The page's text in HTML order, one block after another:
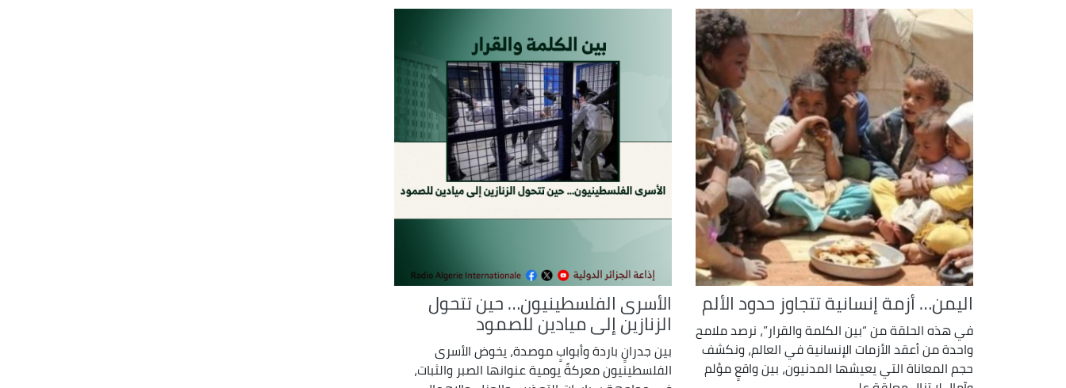
اليمن… أزمة إنسانية تتجاوز حدود الألم
في هذه الحلقة من “بين الكلمة والقرار”، نرصد ملامح
واحدة من أعقد الأزمات الإنسانية في العالم، ونكشف
حجم المعاناة التي يعيشها المدنيون، بين واقعٍ مؤلم
الأسرى الفلسطينيون… حين تتحول
الزنازين إلى ميادين للصمود
بين جدرانٍ باردة وأبوابٍ موصدة، يخوض الأسرى
الفلسطينيون معركةً يومية عنوانها الصبر والثبات،